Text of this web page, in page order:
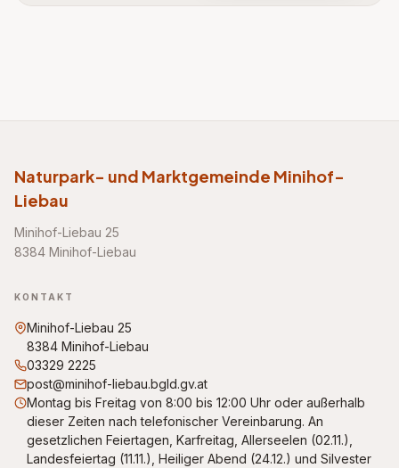
Naturpark- und Marktgemeinde Minihof-
Liebau
Minihof-Liebau 25
8384 Minihof-Liebau
KONTAKT
Minihof-Liebau 25
8384 Minihof-Liebau
03329 2225
post@minihof-liebau.bgld.gv.at
Montag bis Freitag von 8:00 bis 12:00 Uhr oder außerhalb
dieser Zeiten nach telefonischer Vereinbarung. An
gesetzlichen Feiertagen, Karfreitag, Allerseelen (02.11.),
Landesfeiertag (11.11.), Heiliger Abend (24.12.) und Silvester